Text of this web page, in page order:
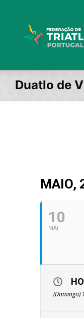
Duatlo de
MAIO,
10
MAI
(Domingo)